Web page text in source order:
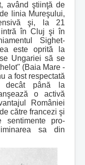
ştiinţă de
linia Mureşului,
şi, la 21
intră în Cluj şi în
Sighet-
este oprită la
Ungariei să se
(Baia Mare -
a fost respectată
decât până la
o activă
României
către francezi şi
pro-
sa din